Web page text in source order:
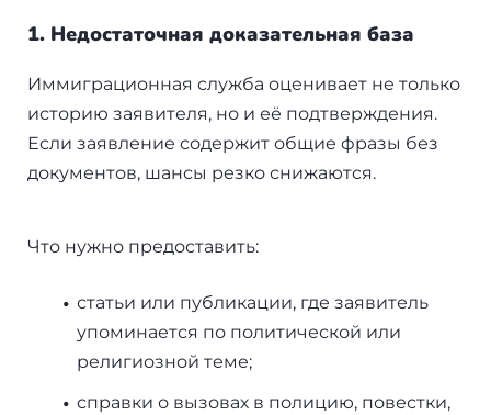
1. Недостаточная доказательная база
Иммиграционная служба оценивает не только
историю заявителя, но и её подтверждения.
Если заявление содержит общие фразы без
документов, шансы резко снижаются.
Что нужно предоставить:
статьи или публикации, где заявитель
упоминается по политической или
религиозной теме;
справки о вызовах в полицию, повестки,